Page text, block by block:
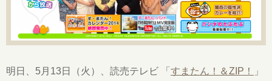
明日、5月13日（火）、読売テレビ 「 すまたん！＆ZIP！
」